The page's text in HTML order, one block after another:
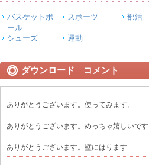
バスケットボ
ール
スポーツ 部活
シューズ 運動
ダウンロード コメント
ありがとうございます。使ってみます。
ありがとうございます。めっちゃ嬉しいです
ありがとうございます。壁にはります